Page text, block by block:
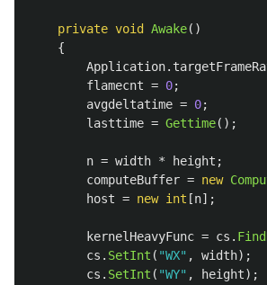
private void Awake()
{
Application.
flamecnt = 0;
avgdeltatime = 0;
lasttime = Gettime();
n = width * height ;
computeBuffer = new
host = new int [n];
kernelHeavyFunc = cs .
cs . SetInt ( "WX" , width);
cs . SetInt ( "WY" , height);